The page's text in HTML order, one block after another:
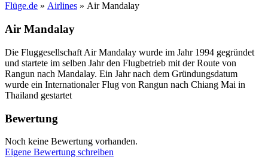
Flüge.de » Airlines » Air Mandalay
Air Mandalay
Die Fluggesellschaft Air Mandalay wurde im Jahr 1994 gegründet
und startete im selben Jahr den Flugbetrieb mit der Route von
Rangun nach Mandalay. Ein Jahr nach dem Gründungsdatum
wurde ein Internationaler Flug von Rangun nach Chiang Mai in
Thailand gestartet
Bewertung
Noch keine Bewertung vorhanden.
Eigene Bewertung schreiben